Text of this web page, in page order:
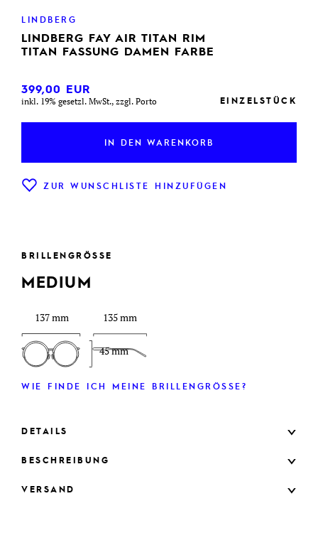
LINDBERG
LINDBERG FAY AIR TITAN RIM
TITAN FASSUNG DAMEN FARBE
399,00 EUR
inkl. 19% gesetzl. MwSt., zzgl. Porto EINZELSTÜCK
IN DEN WARENKORB
ZUR WUNSCHLISTE HINZUFÜGEN
BRILLENGRÖSSE
MEDIUM
137 mm
45 mm
135 mm
WIE FINDE ICH MEINE BRILLENGRÖSSE?
DETAILS
BESCHREIBUNG
VERSAND